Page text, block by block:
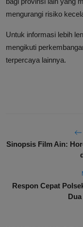
mengurangi risiko
Untuk informasi lebih
mengikuti
terpercaya lainnya.
Sinopsis Film Ain:
Respon Cepat